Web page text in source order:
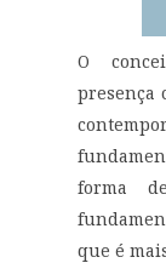
O
presença
forma
que é